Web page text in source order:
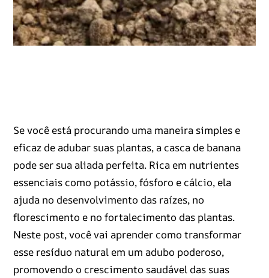
Se você está procurando uma maneira simples e
eficaz de adubar suas plantas, a casca de banana
pode ser sua aliada perfeita. Rica em nutrientes
essenciais como potássio, fósforo e cálcio, ela
ajuda no desenvolvimento das raízes, no
florescimento e no fortalecimento das plantas.
Neste post, você vai aprender como transformar
esse resíduo natural em um adubo poderoso,
promovendo o crescimento saudável das suas